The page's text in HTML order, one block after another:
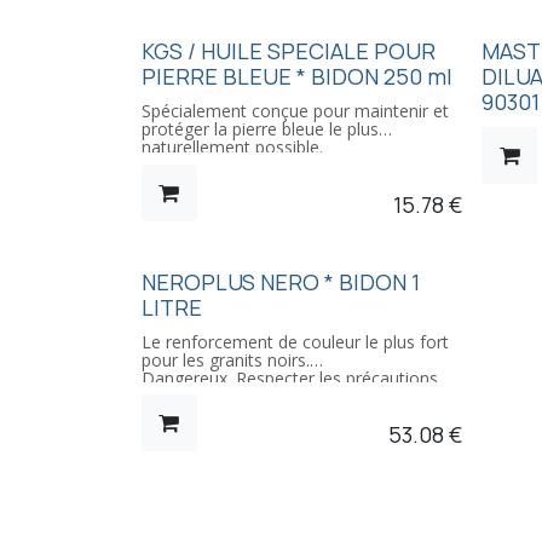
Il sèche instantanément: base
perchloroéthylène.
Dangereux. Respecter les précautions
KGS / HUILE SPECIALE POUR
PIERRE BLEUE * BIDON 250 ml
Spécialement conçue pour maintenir et
protéger la pierre bleue le plus
naturellement possible.
pierre, tout en la protégeant contre les
taches, l'humidité et le gel.
Etiquette et FDS en français, produit
15.78 €
90301
NEROPLUS NERO * BIDON 1
LITRE
Le renforcement de couleur le plus fort
pour les granits noirs.
Dangereux. Respecter les précautions
53.08 €